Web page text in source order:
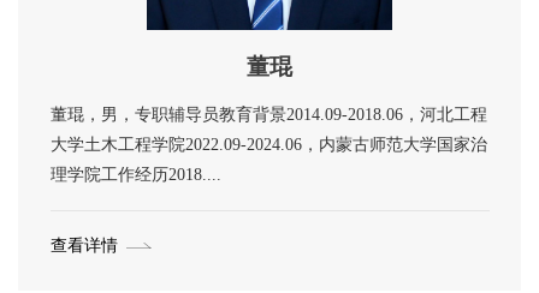
董琨
董琨，男，专职辅导员教育背景2014.09-2018.06，河北工程
大学土木工程学院2022.09-2024.06，内蒙古师范大学国家治
理学院工作经历2018....
查看详情